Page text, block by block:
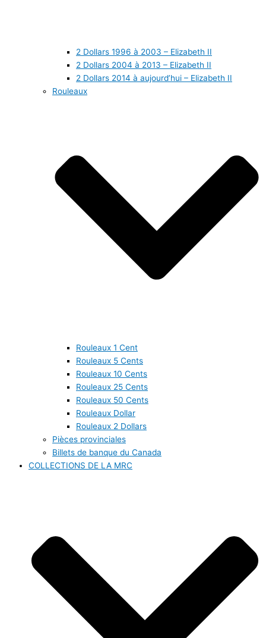
2 Dollars 1996 à 2003 – Elizabeth II
2 Dollars 2004 à 2013 – Elizabeth II
2 Dollars 2014 à aujourd’hui – Elizabeth II
Rouleaux
Rouleaux 1 Cent
Rouleaux 5 Cents
Rouleaux 10 Cents
Rouleaux 25 Cents
Rouleaux 50 Cents
Rouleaux Dollar
Rouleaux 2 Dollars
Pièces provinciales
Billets de banque du Canada
COLLECTIONS DE LA MRC